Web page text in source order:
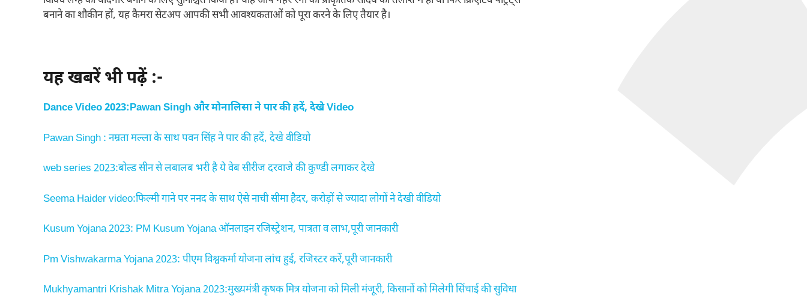
बनाने का शौकीन हों, यह कैमरा सेटअप आपकी सभी आवश्यकताओं को पूरा करने के लिए तैयार है।
यह खबरें भी पढ़ें :-
Dance Video 2023:Pawan Singh और मोनालिसा ने पार की हदें, देखे Video
Pawan Singh : नम्रता मल्ला के साथ पवन सिंह ने पार की हदें, देखे वीडियो
web series 2023:बोल्ड सीन से लबालब भरी है ये वेब सीरीज दरवाजे की कुण्डी लगाकर देखे
Seema Haider video:फिल्मी गाने पर ननद के साथ ऐसे नाची सीमा हैदर, करोड़ों से ज्यादा लोगों ने देखी वीडियो
Kusum Yojana 2023: PM Kusum Yojana ऑनलाइन रजिस्ट्रेशन, पात्रता व लाभ,पूरी जानकारी
Pm Vishwakarma Yojana 2023: पीएम विश्वकर्मा योजना लांच हुई, रजिस्टर करें,पूरी जानकारी
Mukhyamantri Krishak Mitra Yojana 2023:मुख्यमंत्री कृषक मित्र योजना को मिली मंजूरी, किसानों को मिलेगी सिंचाई की सुविधा